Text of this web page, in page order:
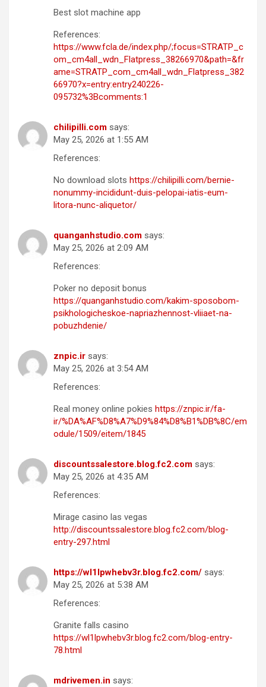
Best slot machine app
References:
https://www.fcla.de/index.php/;focus=STRATP_c
om_cm4all_wdn_Flatpress_38266970&path=&fr
ame=STRATP_com_cm4all_wdn_Flatpress_382
66970?x=entry:entry240226-
095732%3Bcomments:1
chilipilli.com says:
May 25, 2026 at 1:55 AM
References:
No download slots https://chilipilli.com/bernie-
nonummy-incididunt-duis-pelopai-iatis-eum-
litora-nunc-aliquetor/
quanganhstudio.com says:
May 25, 2026 at 2:09 AM
References:
Poker no deposit bonus
https://quanganhstudio.com/kakim-sposobom-
psikhologicheskoe-napriazhennost-vliiaet-na-
pobuzhdenie/
znpic.ir says:
May 25, 2026 at 3:54 AM
References:
Real money online pokies https://znpic.ir/fa-
ir/%DA%AF%D8%A7%D9%84%D8%B1%DB%8C/em
odule/1509/eitem/1845
discountssalestore.blog.fc2.com says:
May 25, 2026 at 4:35 AM
References:
Mirage casino las vegas
http://discountssalestore.blog.fc2.com/blog-
entry-297.html
https://wl1lpwhebv3r.blog.fc2.com/ says:
May 25, 2026 at 5:38 AM
References:
Granite falls casino
https://wl1lpwhebv3r.blog.fc2.com/blog-entry-
78.html
mdrivemen.in says: